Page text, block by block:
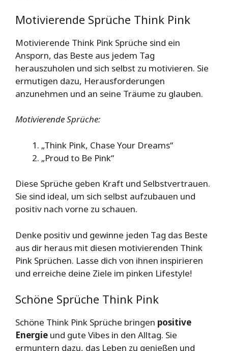
Motivierende Sprüche Think Pink
Motivierende Think Pink Sprüche sind ein
Ansporn, das Beste aus jedem Tag
herauszuholen und sich selbst zu motivieren. Sie
ermutigen dazu, Herausforderungen
anzunehmen und an seine Träume zu glauben.
Motivierende Sprüche:
„Think Pink, Chase Your Dreams“
„Proud to Be Pink“
Diese Sprüche geben Kraft und Selbstvertrauen.
Sie sind ideal, um sich selbst aufzubauen und
positiv nach vorne zu schauen.
Denke positiv und gewinne jeden Tag das Beste
aus dir heraus mit diesen motivierenden Think
Pink Sprüchen. Lasse dich von ihnen inspirieren
und erreiche deine Ziele im pinken Lifestyle!
Schöne Sprüche Think Pink
Schöne Think Pink Sprüche bringen positive
Energie und gute Vibes in den Alltag. Sie
ermuntern dazu, das Leben zu genießen und